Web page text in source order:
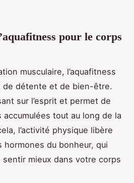
pour le corps
musculaire, l’aquafitness
de détente et de bien-être.
sur l’esprit et permet de
tout au long de la
l’activité physique libère
du bonheur, qui
mieux dans votre corps